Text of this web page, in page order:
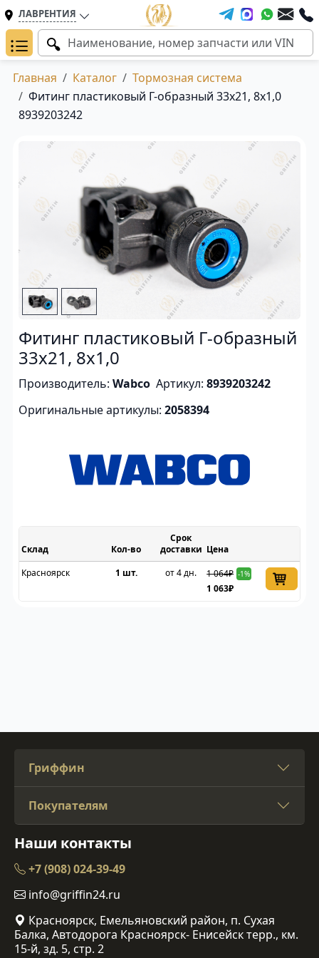
ЛАВРЕНТИЯ
Главная Каталог
Тормозная система
Фитинг пластиковый Г-образный 33х21, 8х1,0
8939203242
Фитинг пластиковый Г-образный
33х21, 8х1,0
Производитель: Wabco Артикул: 8939203242
Оригинальные артикулы: 2058394
Склад
Срок
доставки Цена
Красноярск
1 шт. от 4 дн. 1 064₽ -1%
1 063₽
Гриффин
Покупателям
Наши контакты
+7 (908) 024-39-49
info@griffin24.ru
Красноярск, Емельяновский район, п. Сухая
Балка, Автодорога Красноярск- Енисейск терр., км.
15-й, зд. 5, стр. 2